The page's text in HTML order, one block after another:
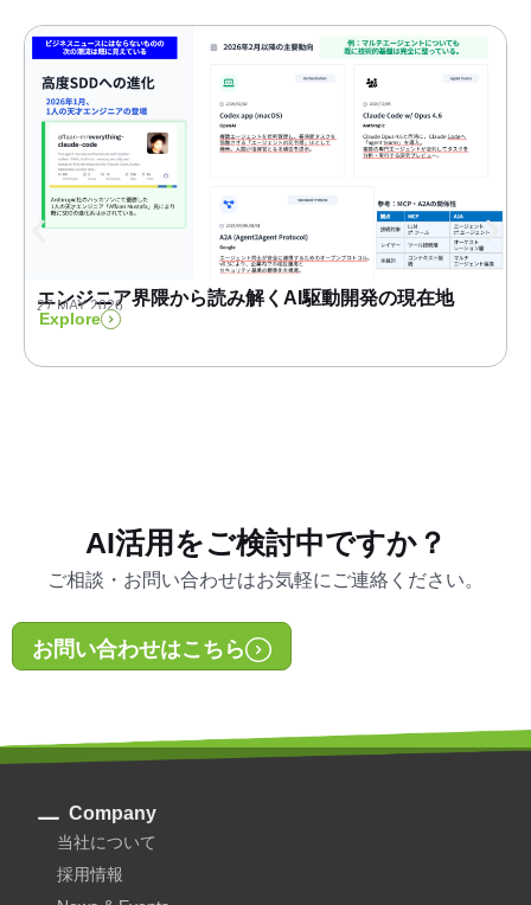
エンジニア界隈から読み解くAI駆動開発の現在地
27 MAY 2026
Explore
AI活用をご検討中ですか？
ご相談・お問い合わせはお気軽にご連絡ください。
お問い合わせはこちら
Company
当社について
採用情報